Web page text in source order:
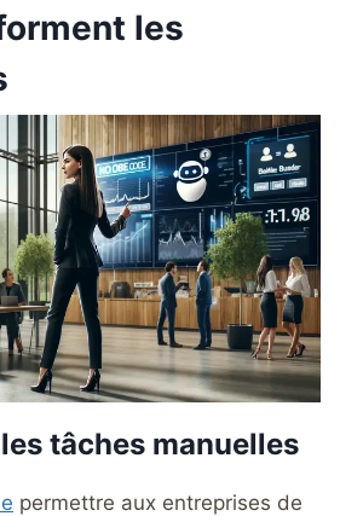
les
tâches manuelles
permettre aux entreprises de